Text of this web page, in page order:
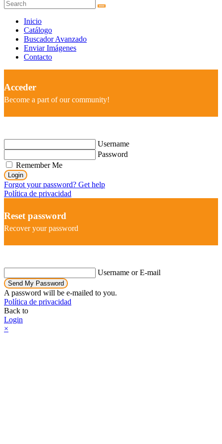
Inicio
Catálogo
Buscador Avanzado
Enviar Imágenes
Contacto
Acceder
Become a part of our community!
Username
Password
Remember Me
Login
Forgot your password? Get help
Política de privacidad
Reset password
Recover your password
Username or E-mail
Send My Password
A password will be e-mailed to you.
Política de privacidad
Back to
Login
×